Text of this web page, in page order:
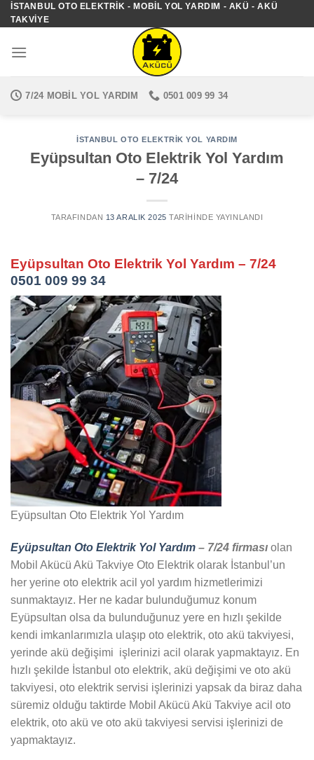
İçeriğe
atla
İSTANBUL OTO ELEKTRIK - MOBIL YOL YARDIM - AKÜ - AKÜ
TAKVIYE
7/24 MOBIL YOL YARDIM 0501 009 99 34
İSTANBUL OTO ELEKTRIK YOL YARDIM
Eyüpsultan Oto Elektrik Yol Yardım
– 7/24
TARAFINDAN 13 ARALIK 2025 TARIHINDE YAYINLANDI
Eyüpsultan Oto Elektrik Yol Yardım – 7/24
0501 009 99 34
Eyüpsultan Oto Elektrik Yol Yardım
Eyüpsultan Oto Elektrik Yol Yardım – 7/24 firması olan
Mobil Akücü Akü Takviye Oto Elektrik olarak İstanbul’un
her yerine oto elektrik acil yol yardım hizmetlerimizi
sunmaktayız. Her ne kadar bulunduğumuz konum
Eyüpsultan olsa da bulunduğunuz yere en hızlı şekilde
kendi imkanlarımızla ulaşıp oto elektrik, oto akü takviyesi,
yerinde akü değişimi işlerinizi acil olarak yapmaktayız. En
hızlı şekilde İstanbul oto elektrik, akü değişimi ve oto akü
takviyesi, oto elektrik servisi işlerinizi yapsak da biraz daha
süremiz olduğu taktirde Mobil Akücü Akü Takviye acil oto
elektrik, oto akü ve oto akü takviyesi servisi işlerinizi de
yapmaktayız.